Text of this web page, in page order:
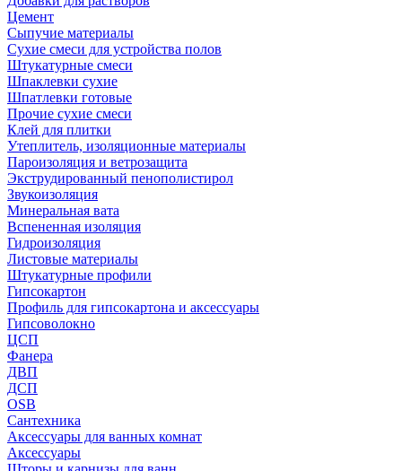
Цемент
Сыпучие материалы
Сухие смеси для устройства полов
Штукатурные смеси
Шпаклевки сухие
Шпатлевки готовые
Прочие сухие смеси
Клей для плитки
Утеплитель, изоляционные материалы
Пароизоляция и ветрозащита
Экструдированный пенополистирол
Звукоизоляция
Минеральная вата
Вспененная изоляция
Гидроизоляция
Листовые материалы
Штукатурные профили
Гипсокартон
Профиль для гипсокартона и аксессуары
Гипсоволокно
ЦСП
Фанера
ДВП
ДСП
OSB
Сантехника
Аксессуары для ванных комнат
Аксессуары